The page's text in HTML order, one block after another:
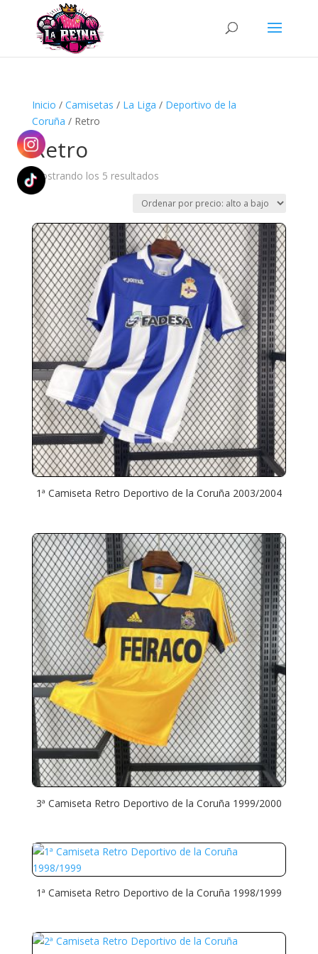
Búsqueda
productos
Inicio / Camisetas / La Liga / Deportivo de la
Coruña / Retro
Retro
Mostrando los 5 resultadosOrdenado
precio:
alto
a
bajo
1ª Camiseta Retro Deportivo de la Coruña 2003/2004
3ª Camiseta Retro Deportivo de la Coruña 1999/2000
1ª Camiseta Retro Deportivo de la Coruña 1998/1999